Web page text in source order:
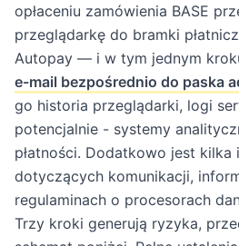
opłaceniu zamówienia BASE
przeglądarkę do bramki
Autopay — i w tym jednym
e-mail bezpośrednio do paska
go historia przeglądarki, logi
potencjalnie - systemy
płatności. Dodatkowo jest
dotyczących komunikacji,
regulaminach o procesorach
Trzy kroki generują ryzyka,